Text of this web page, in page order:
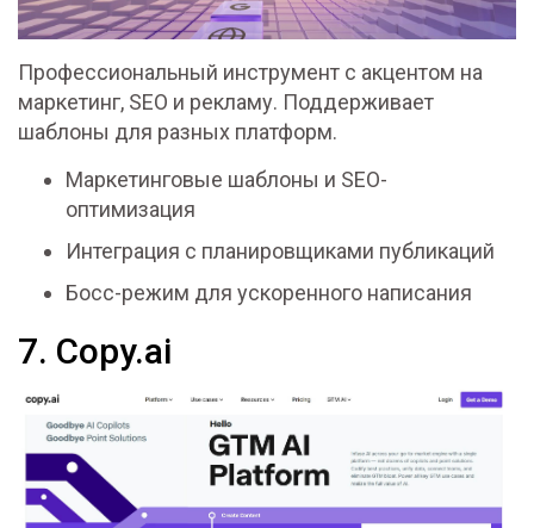
Профессиональный инструмент с акцентом на
маркетинг, SEO и рекламу. Поддерживает
шаблоны для разных платформ.
Маркетинговые шаблоны и SEO-
оптимизация
Интеграция с планировщиками публикаций
Босс-режим для ускоренного написания
7. Copy.ai